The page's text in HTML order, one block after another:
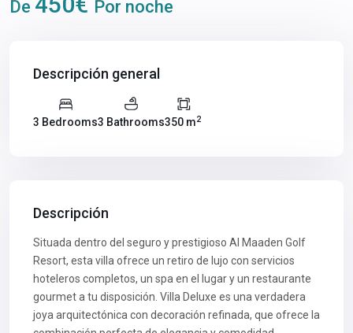
De Por noche
Descripción general
3 Bedrooms3 Bathrooms350 m2
Descripción
Situada dentro del seguro y prestigioso Al Maaden Golf
Resort, esta villa ofrece un retiro de lujo con servicios
hoteleros completos, un spa en el lugar y un restaurante
gourmet a tu disposición. Villa Deluxe es una verdadera
joya arquitectónica con decoración refinada, que ofrece la